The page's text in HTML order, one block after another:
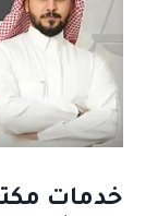
خدمات